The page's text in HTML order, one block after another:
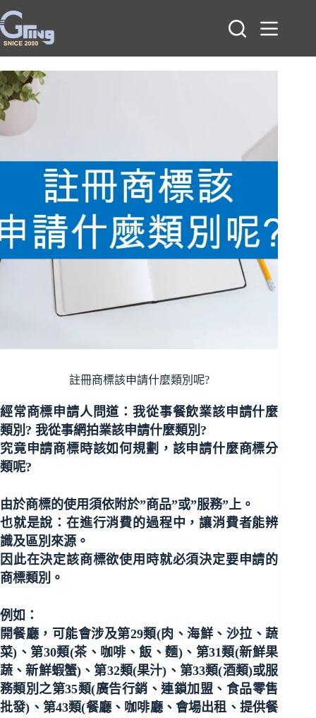
跳
至
主
要
內
容
註冊商標該申請什麼類別呢?
經常商標申請人問道：我從事餐飲業該申請什麼
類別? 我從事網拍業該申請什麼類別?
究竟申請商標時該如何規劃，該申請什麼商標分
類呢?
由於商標的使用須依附於”商品”或”服務”上。
也就是說：在進行消費的過程中，讓消費者能辨
識及區別來源。
因此在決定該商標欲使用時就必須決定要申請的
商標類別。
例如：
開餐廳，可能會涉及第29類(肉、海鮮、沙拉、蔬
菜)、第30類(茶、咖啡、飯、麵)、第31類(新鮮果
蔬、新鮮蝦蟹)、第32類(果汁)、第33類(酒類)或服
務類別之第35類(廣告行銷、連鎖加盟、食品零售
批發)、第43類(餐廳、咖啡廳、會場出租、提供餐